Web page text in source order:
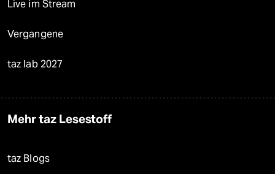
Live im Stream
Vergangene
taz lab 2027
Mehr taz Lesestoff
taz Blogs